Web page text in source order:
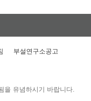
부설연구소공고
을 유념하시기 바랍니다.